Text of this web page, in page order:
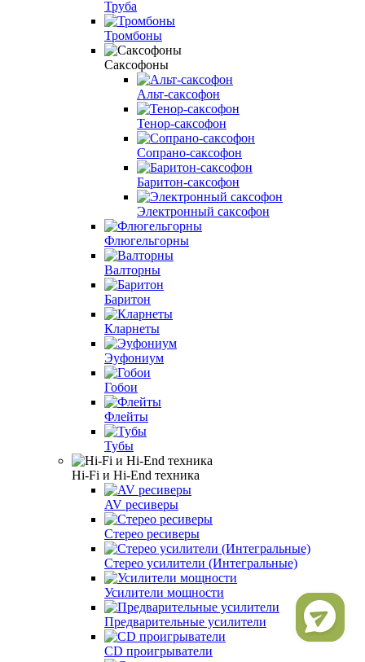
Труба
Тромбоны
Саксофоны
Альт-саксофон
Тенор-саксофон
Сопрано-саксофон
Баритон-саксофон
Электронный саксофон
Флюгельгорны
Валторны
Баритон
Кларнеты
Эуфониум
Гобои
Флейты
Тубы
Hi-Fi и Hi-End техника
AV ресиверы
Стерео ресиверы
Стерео усилители (Интегральные)
Усилители мощности
Предварительные усилители
CD проигрыватели